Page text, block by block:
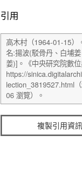
引用
複製引用資訊